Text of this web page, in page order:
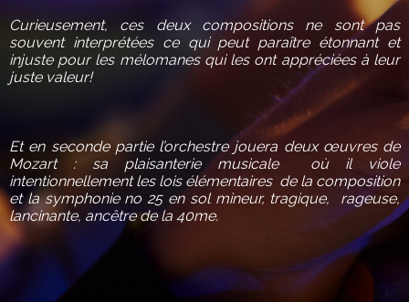
Curieusement, ces deux compositions ne sont pas
souvent interprétées ce qui peut paraître étonnant et
injuste pour les mélomanes qui les ont appréciées à leur
juste valeur!
Et en seconde partie l’orchestre jouera deux œuvres de
Mozart : sa plaisanterie musicale où il viole
intentionnellement les lois élémentaires de la composition
et la symphonie no 25 en sol mineur, tragique, rageuse,
lancinante, ancêtre de la 40me.​